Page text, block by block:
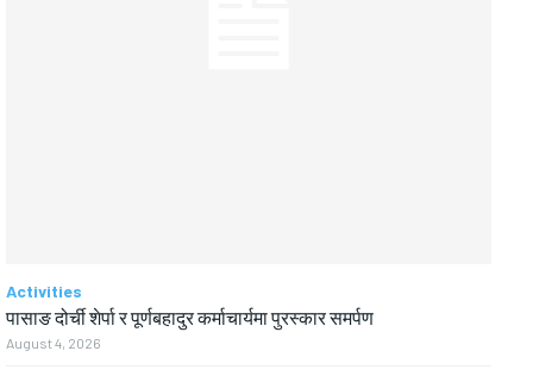
Activities
पासाङ दोर्ची शेर्पा र पूर्णबहादुर कर्माचार्यमा पुरस्कार समर्पण
August 4, 2026